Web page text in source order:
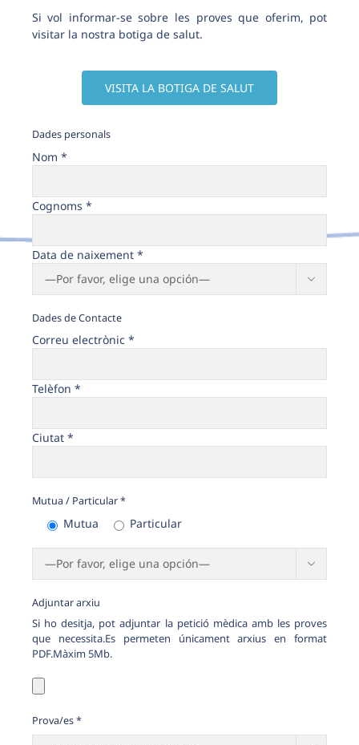
Si vol informar-se sobre les proves que oferim, pot
visitar la nostra botiga de salut.
VISITA LA BOTIGA DE SALUT
Dades personals
Nom *
Cognoms *
Data de naixement *

Dades de Contacte
Correu electrònic *
Telèfon *
Ciutat *
Mutua / Particular *
Mutua Particular

Adjuntar arxiu
Si ho desitja, pot adjuntar la petició mèdica amb les proves
que necessita.Es permeten únicament arxius en format
PDF.Màxim 5Mb.
Prova/es *